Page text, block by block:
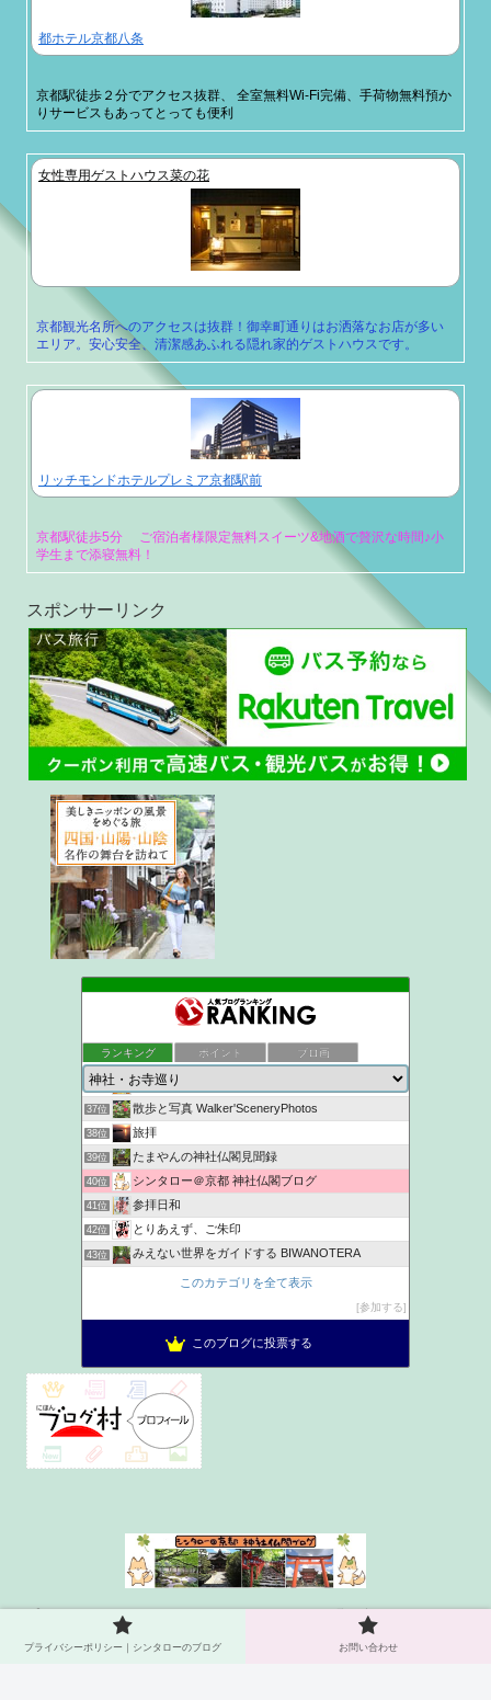
都ホテル京都八条
京都駅徒歩２分でアクセス抜群、 全室無料Wi-Fi完備、手荷物無料預か
りサービスもあってとっても便利
女性専用ゲストハウス菜の花
京都観光名所へのアクセスは抜群！御幸町通りはお洒落なお店が多い
エリア。安心安全、清潔感あふれる隠れ家的ゲストハウスです。
リッチモンドホテルプレミア京都駅前
京都駅徒歩5分 ご宿泊者様限定無料スイーツ&地酒で贅沢な時間♪小
学生まで添寝無料！
スポンサーリンク
ランキング ポイント ブロ画
ukokkeiの徒然草2
35位 京都観光なら京都散歩道
36位 Get Lucky
37位 散歩と写真 Walker'SceneryPhotos
38位 旅拝
39位 たまやんの神社仏閣見聞録
40位 シンタロー＠京都 神社仏閣ブログ
41位 参拝日和
42位 とりあえず、ご朱印
43位 みえない世界をガイドする BIWANOTERA
お出かけ日記
さちの太宰府案内 | 福岡県太宰府市の観光やカフェを紹介
気ままな旅行・歴史ブログ
このカテゴリを全て表示
参加する
このブログに投票する
プライバシーポリシー｜シンタ
ローのブログ
お問い合わせ
プライバシーポリシー｜シンタローのブログ お問い合わせ